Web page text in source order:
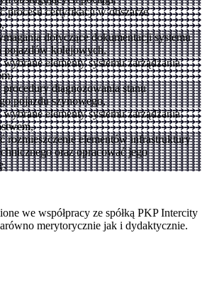
procesu certyfikacji w obszarze
dotyczące dokumentacji systemu
pojazdów kolejowych,
elementy systemu zarządzania
procedury diagnozowania stanu
pojazdu szynowego,
elementy systemu zarządzania
rozmieszczenie elementów infrastruktury
oraz opracować jego
we współpracy ze spółką PKP Intercity
merytorycznie jak i dydaktycznie.